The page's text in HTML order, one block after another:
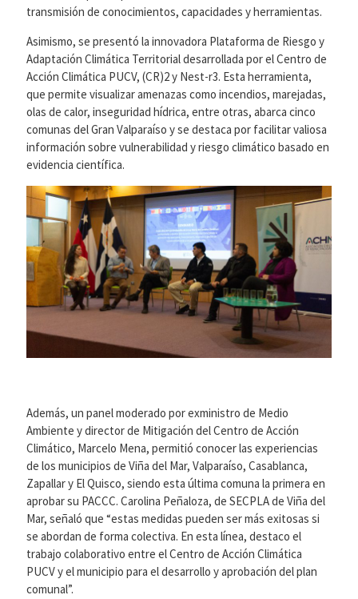
transmisión de conocimientos, capacidades y herramientas.
Asimismo, se presentó la innovadora Plataforma de Riesgo y
Adaptación Climática Territorial desarrollada por el Centro de
Acción Climática PUCV, (CR)2 y Nest-r3. Esta herramienta,
que permite visualizar amenazas como incendios, marejadas,
olas de calor, inseguridad hídrica, entre otras, abarca cinco
comunas del Gran Valparaíso y se destaca por facilitar valiosa
información sobre vulnerabilidad y riesgo climático basado en
evidencia científica.
Además, un panel moderado por exministro de Medio
Ambiente y director de Mitigación del Centro de Acción
Climático, Marcelo Mena, permitió conocer las experiencias
de los municipios de Viña del Mar, Valparaíso, Casablanca,
Zapallar y El Quisco, siendo esta última comuna la primera en
aprobar su PACCC. Carolina Peñaloza, de SECPLA de Viña del
Mar, señaló que “estas medidas pueden ser más exitosas si
se abordan de forma colectiva. En esta línea, destaco el
trabajo colaborativo entre el Centro de Acción Climática
PUCV y el municipio para el desarrollo y aprobación del plan
comunal”.